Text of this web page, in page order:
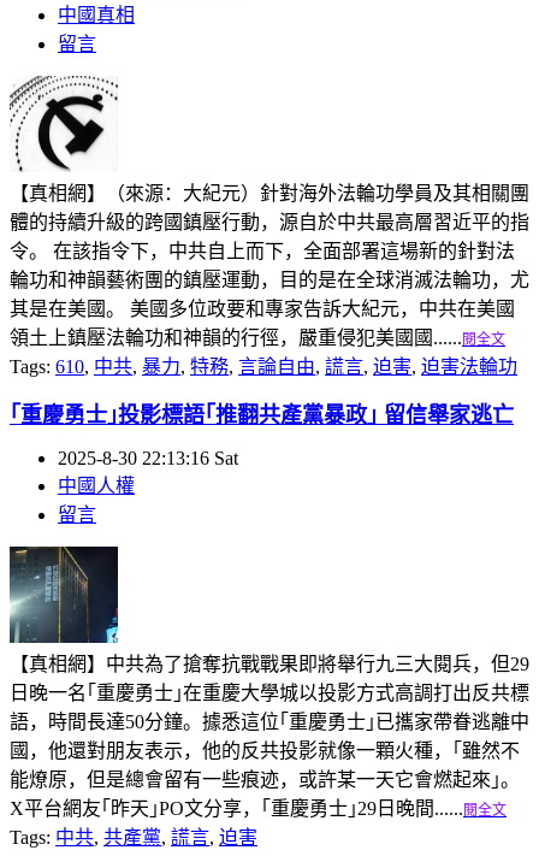
中國真相
留言
【真相網】（來源：大紀元）針對海外法輪功學員及其相關團
體的持續升級的跨國鎮壓行動，源自於中共最高層習近平的指
令。 在該指令下，中共自上而下，全面部署這場新的針對法
輪功和神韻藝術團的鎮壓運動，目的是在全球消滅法輪功，尤
其是在美國。 美國多位政要和專家告訴大紀元，中共在美國
領土上鎮壓法輪功和神韻的行徑，嚴重侵犯美國國...... 閱全文
Tags: 610, 中共, 暴力, 特務, 言論自由, 謊言, 迫害, 迫害法輪功
｢重慶勇士｣投影標語｢推翻共產黨暴政｣ 留信舉家逃亡
2025-8-30 22:13:16 Sat
中國人權
留言
【真相網】中共為了搶奪抗戰戰果即將舉行九三大閱兵，但29
日晚一名｢重慶勇士｣在重慶大學城以投影方式高調打出反共標
語，時間長達50分鐘。據悉這位｢重慶勇士｣已攜家帶眷逃離中
國，他還對朋友表示，他的反共投影就像一顆火種，｢雖然不
能燎原，但是總會留有一些痕迹，或許某一天它會燃起來｣。
X平台網友｢昨天｣PO文分享，｢重慶勇士｣29日晚間...... 閱全文
Tags: 中共, 共產黨, 謊言, 迫害